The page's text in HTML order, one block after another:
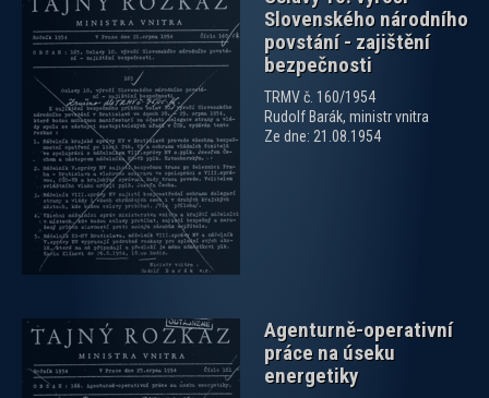
Slovenského národního
povstání - zajištění
bezpečnosti
TRMV č. 160/1954
Rudolf Barák, ministr vnitra
Ze dne: 21.08.1954
Agenturně-operativní
práce na úseku
energetiky
zobrazit PDF dokument